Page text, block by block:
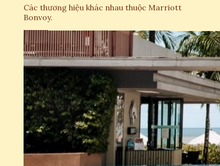
Các thương hiệu khác nhau thuộc Marriott
Bonvoy.